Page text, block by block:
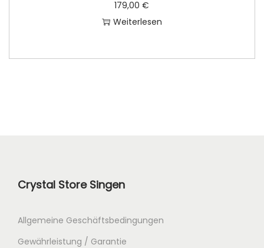
179,00€
Weiterlesen
Crystal Store Singen
Allgemeine Geschäftsbedingungen
Gewährleistung / Garantie